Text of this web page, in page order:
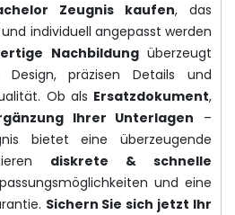
Zeugnis kaufen, das
individuell angepasst werden
Nachbildungüberzeugt
präzisen Details und
Ob als Ersatzdokument,
Ihrer Unterlagen –
bietet eine überzeugende
diskrete & schnelle
und eine
Sichern Sie sich jetzt Ihr